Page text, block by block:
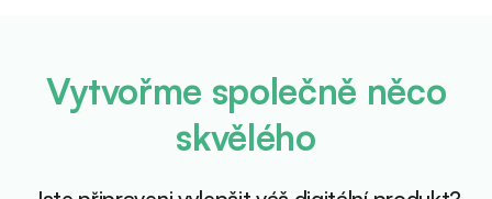
Vytvořme společně něco
skvělého